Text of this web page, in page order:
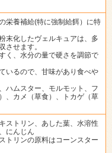
栄養補給(特に強制給餌）に特
末化したヴェルキュアは、多
させます。
く、水分の量で硬さを調節で
いるので、甘味があり食べや
ハムスター、モルモット、フ
、カメ（草食）、トカゲ（草
ストリン、あした葉、水溶性
にんじん
トリンの原料はコーンスター